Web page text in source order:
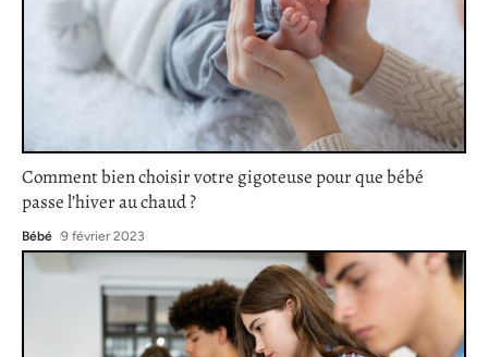
Comment bien choisir votre gigoteuse pour que bébé
passe l’hiver au chaud ?
Bébé 9 février 2023